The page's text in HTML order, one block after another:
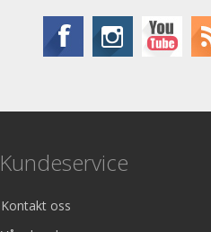
Kundeservice
Kontakt oss